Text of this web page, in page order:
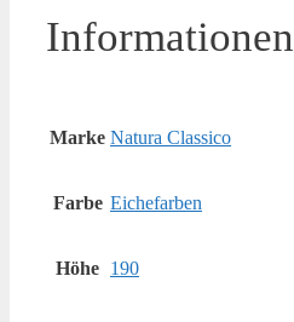
Informationen
Marke Natura Classico
Farbe Eichefarben
Höhe 190